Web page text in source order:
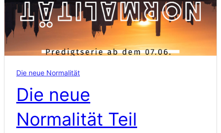
Die neue Normalität
Die neue
Normalität Teil